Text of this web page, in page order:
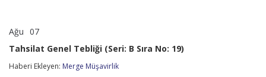
Ağu 07
Tebliği
(Seri:
B
Tahsilat Genel Tebliği (Seri: B Sıra No: 19)
Haberi Ekleyen: Merge Müşavirlik